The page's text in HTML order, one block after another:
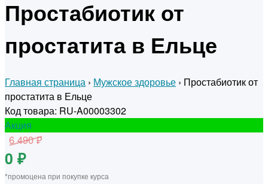
Простабиотик от
простатита в Ельце
Главная страница › Мужское здоровье › Простабиотик от
простатита в Ельце
Код товара: RU-A00003302
Акция
6 490 ₽
0 ₽
*промоцена при покупке курса